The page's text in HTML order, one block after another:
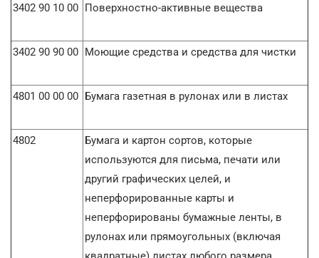
3402 90 10 00 Поверхностно-активные вещества
3402 90 90 00 Моющие средства и средства для чистки
4801 00 00 00 Бумага газетная в рулонах или в листах
4802
Бумага и картон сортов, которые
используются для письма, печати или
другий графических целей, и
неперфорированные карты и
неперфорированы бумажные ленты, в
рулонах или прямоугольных (включая